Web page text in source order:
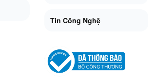
Tin Công Nghệ